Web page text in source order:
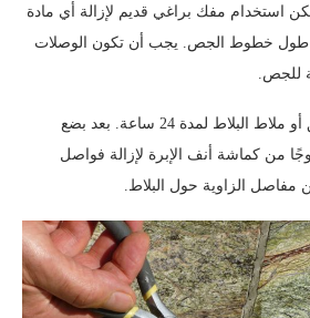
استخدام مفك براغي قديم لإزالة أي مادة
خطوط الجص. يجب أن تكون الوصلات
للجص.
اترك اللاصق الرقيق أو ملاط ​​البلاط لمدة 24 ساعة. بعد بضع
من كماشة أنف الإبرة لإزالة فواصل
مفاصل الزاوية حول البلاط.